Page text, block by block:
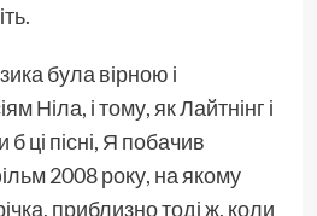
була вірною і
Ніла, і тому, як Лайтнінг і
ці пісні, Я побачив
2008 року, на якому
приблизно тоді ж, коли